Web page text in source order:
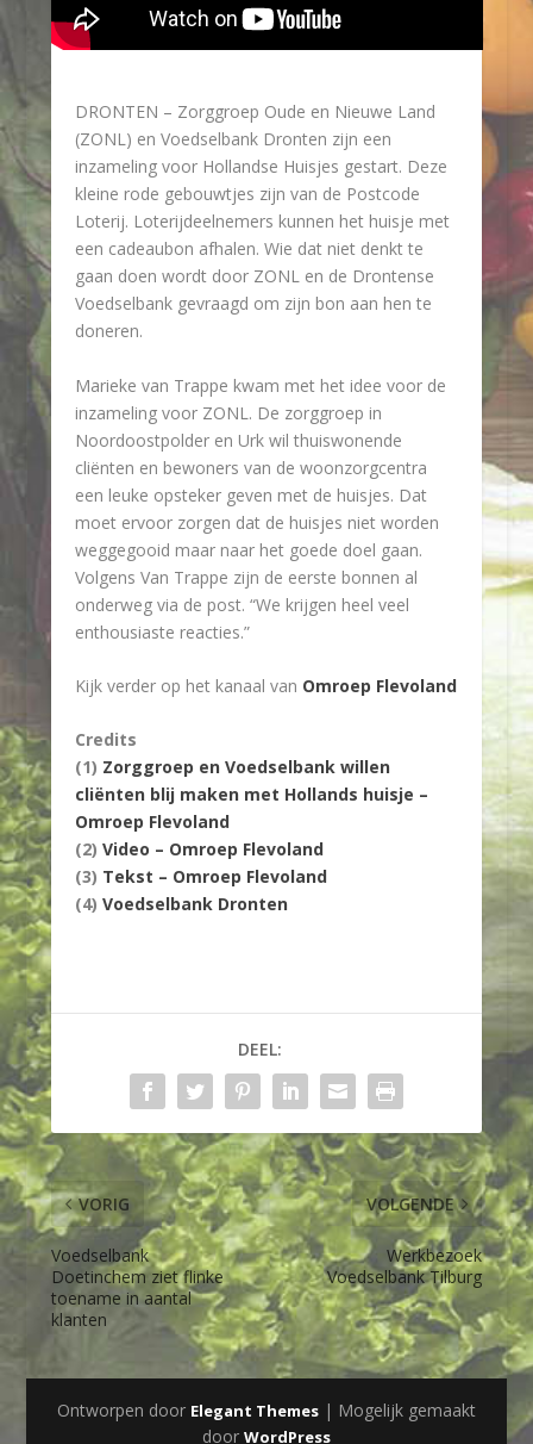
DRONTEN – Zorggroep Oude en Nieuwe Land
(ZONL) en Voedselbank Dronten zijn een
inzameling voor Hollandse Huisjes gestart. Deze
kleine rode gebouwtjes zijn van de Postcode
Loterij. Loterijdeelnemers kunnen het huisje met
een cadeaubon afhalen. Wie dat niet denkt te
gaan doen wordt door ZONL en de Drontense
Voedselbank gevraagd om zijn bon aan hen te
doneren.
Marieke van Trappe kwam met het idee voor de
inzameling voor ZONL. De zorggroep in
Noordoostpolder en Urk wil thuiswonende
cliënten en bewoners van de woonzorgcentra
een leuke opsteker geven met de huisjes. Dat
moet ervoor zorgen dat de huisjes niet worden
weggegooid maar naar het goede doel gaan.
Volgens Van Trappe zijn de eerste bonnen al
onderweg via de post. “We krijgen heel veel
enthousiaste reacties.”
Kijk verder op het kanaal van Omroep Flevoland
Credits
(1) Zorggroep en Voedselbank willen
cliënten blij maken met Hollands huisje –
Omroep Flevoland
(2) Video – Omroep Flevoland
(3) Tekst – Omroep Flevoland
(4) Voedselbank Dronten
DEEL:
VORIG
Voedselbank
Doetinchem ziet flinke
toename in aantal
klanten
VOLGENDE
Werkbezoek
Voedselbank Tilburg
Ontworpen door Elegant Themes| Mogelijk gemaakt
door WordPress